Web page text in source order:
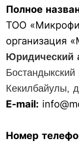
Полное
ТОО
организация
Юридический
Кекилбайулы,
E-mail:
Номер